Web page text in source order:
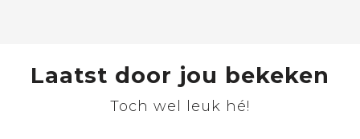
Laatst door jou bekeken
Toch wel leuk hé!